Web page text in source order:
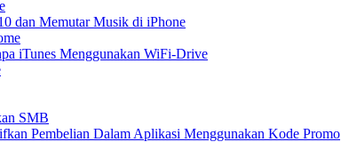
dan Memutar Musik di iPhone
iTunes Menggunakan WiFi-Drive
SMB
Pembelian Dalam Aplikasi Menggunakan Kode Promo